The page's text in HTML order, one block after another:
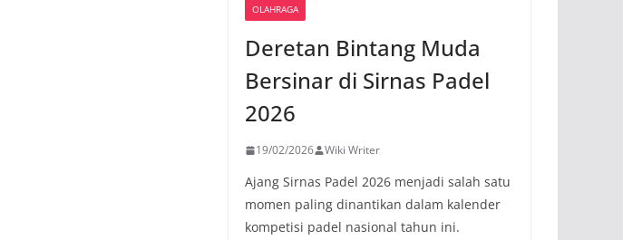
OLAHRAGA
Deretan Bintang Muda
Bersinar di Sirnas Padel
2026
19/02/2026 Wiki Writer
Ajang Sirnas Padel 2026 menjadi salah satu
momen paling dinantikan dalam kalender
kompetisi padel nasional tahun ini.